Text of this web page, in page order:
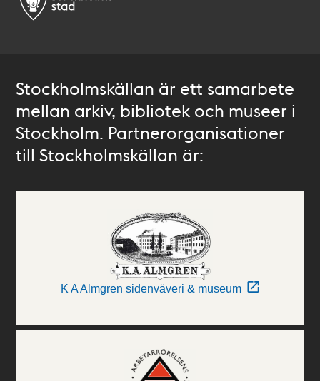
Stockholmskällan är ett samarbete
mellan arkiv, bibliotek och museer i
Stockholm. Partnerorganisationer
till Stockholmskällan är:
K A Almgren sidenväveri & museum